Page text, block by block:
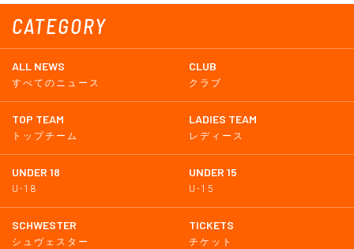
CATEGORY
ALL NEWS
すべてのニュース
CLUB
クラブ
TOP TEAM
トップチーム
LADIES TEAM
レディース
UNDER 18
U-18
UNDER 15
U-15
SCHWESTER
シュヴェスター
TICKETS
チケット